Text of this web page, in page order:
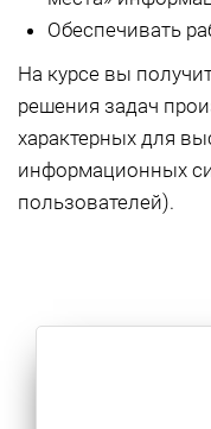
Обеспечивать
На курсе вы
решения задач
характерных для
информационных
пользователей).